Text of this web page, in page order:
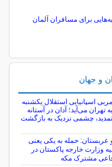
برای مسافران آلمان
و جهان
مربی اسپانیایی استقلال یکشنبه
به تهران می‌آید؛ آدان در آستانه
تمدید، چشمی نزدیک به بازگشت
عربستان: حمله به یکی یعنی
وزارت خارجه پاکستان در
مشترک مکه